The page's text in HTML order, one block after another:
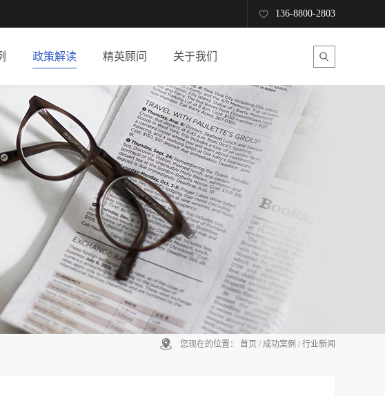
136-8800-2803
政策解读 精英顾问 关于我们
您现在的位置： 首页 / 成功案例 / 行业新闻